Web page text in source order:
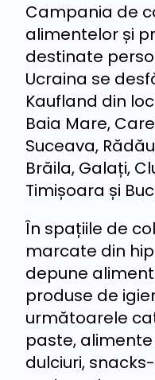
Campania de
alimentelor și
destinate
Ucraina se
Kaufland din
Baia Mare,
Suceava,
Brăila, Galați,
Timișoara și
În spațiile de
marcate din
depune
produse de
următoarele
paste,
dulciuri,